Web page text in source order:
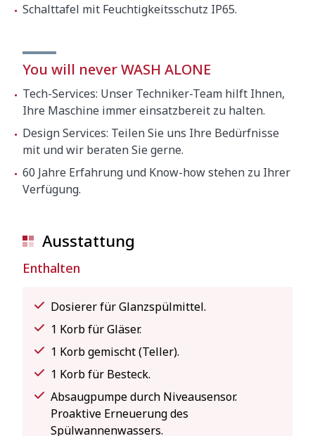
Schalttafel mit Feuchtigkeitsschutz IP65.
You will never WASH ALONE
Tech-Services: Unser Techniker-Team hilft Ihnen,
Ihre Maschine immer einsatzbereit zu halten.
Design Services: Teilen Sie uns Ihre Bedürfnisse
mit und wir beraten Sie gerne.
60 Jahre Erfahrung und Know-how stehen zu Ihrer
Verfügung.
Ausstattung
Enthalten
Dosierer für Glanzspülmittel.
1 Korb für Gläser.
1 Korb gemischt (Teller).
1 Korb für Besteck.
Absaugpumpe durch Niveausensor.
Proaktive Erneuerung des
Spülwannenwassers.